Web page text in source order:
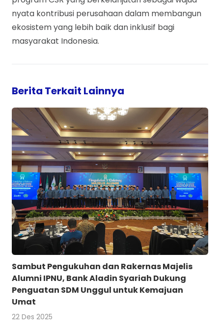
nyata kontribusi perusahaan dalam membangun
ekosistem yang lebih baik dan inklusif bagi
masyarakat Indonesia.
Berita Terkait Lainnya
Sambut Pengukuhan dan Rakernas Majelis
Alumni IPNU, Bank Aladin Syariah Dukung
Penguatan SDM Unggul untuk Kemajuan
Umat
22 Des 2025